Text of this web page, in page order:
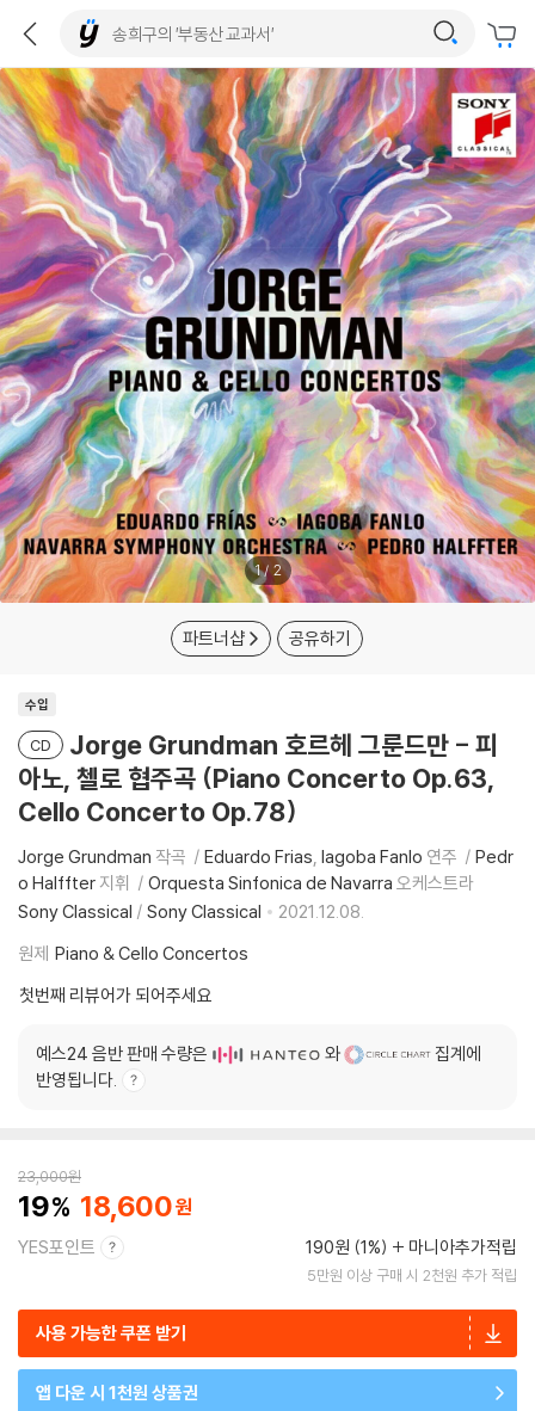
1/2
파트너샵 공유하기
수입
CD
Jorge Grundman 호르헤 그룬드만 - 피
아노, 첼로 협주곡 (Piano Concerto Op.63,
Cello Concerto Op.78)
Jorge Grundman 작곡 Eduardo Frias Iagoba Fanlo 연주
Pedr
o Halffter 지휘 Orquesta Sinfonica de Navarra 오케스트라
Sony Classical / Sony Classical
2021.12.08.
원제 Piano & Cello Concertos
첫번째 리뷰어가 되어주세요
예스24 음반 판매 수량은 와
집계에
반영됩니다.
23,000원
19 18,600
YES포인트 190원 (1%) 마니아추가적립
5만원 이상 구매 시 2천원 추가 적립
사용 가능한 쿠폰 받기
앱 다운 시 1천원 상품권